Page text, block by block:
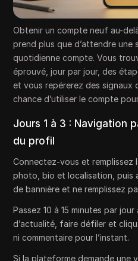
Obtenir un compte neuf au-
prend plus que d’attendre une
quotidienne compte. Vous
éprouvé, jour par jour, des
et vous repérerez des signaux
chance d’utiliser le compte
Jours 1 à 3 : Navigation
du profil
Connectez-vous et remplissez
photo, bio et localisation, puis
de bannière et ne remplissez
Passez 10 à 15 minutes par
d’actualité, faire défiler et
ni commentaire pour l’instant.
Si la plateforme demande une